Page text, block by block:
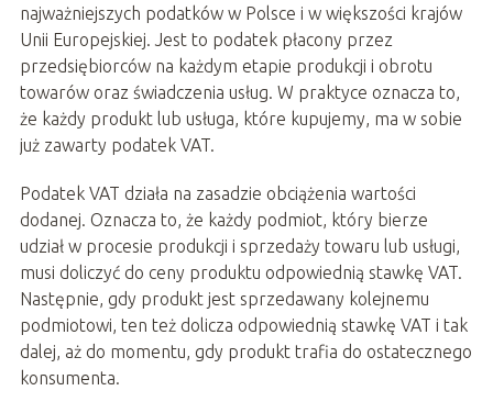
najważniejszych podatków w Polsce i w większości krajów
Unii Europejskiej. Jest to podatek płacony przez
przedsiębiorców na każdym etapie produkcji i obrotu
towarów oraz świadczenia usług. W praktyce oznacza to,
że każdy produkt lub usługa, które kupujemy, ma w sobie
już zawarty podatek VAT.
Podatek VAT działa na zasadzie obciążenia wartości
dodanej. Oznacza to, że każdy podmiot, który bierze
udział w procesie produkcji i sprzedaży towaru lub usługi,
musi doliczyć do ceny produktu odpowiednią stawkę VAT.
Następnie, gdy produkt jest sprzedawany kolejnemu
podmiotowi, ten też dolicza odpowiednią stawkę VAT i tak
dalej, aż do momentu, gdy produkt trafia do ostatecznego
konsumenta.